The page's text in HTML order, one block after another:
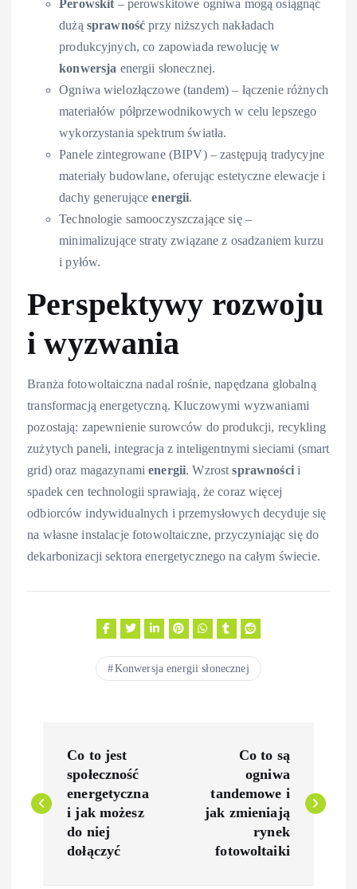
Perowskit – perowskitowe ogniwa mogą osiągnąć
dużą sprawność przy niższych nakładach
produkcyjnych, co zapowiada rewolucję w
konwersja energii słonecznej.
Ogniwa wielozłączowe (tandem) – łączenie różnych
materiałów półprzewodnikowych w celu lepszego
wykorzystania spektrum światła.
Panele zintegrowane (BIPV) – zastępują tradycyjne
materiały budowlane, oferując estetyczne elewacje i
dachy generująceenergii.
Technologie samooczyszczające się –
minimalizujące straty związane z osadzaniem kurzu
i pyłów.
Perspektywy rozwoju
i wyzwania
Branża fotowoltaiczna nadal rośnie, napędzana globalną
transformacją energetyczną. Kluczowymi wyzwaniami
pozostają: zapewnienie surowców do produkcji, recykling
zużytych paneli, integracja z inteligentnymi sieciami (smart
grid) oraz magazynamienergii. Wzrostsprawnościi
spadek cen technologii sprawiają, że coraz więcej
odbiorców indywidualnych i przemysłowych decyduje się
na własne instalacje fotowoltaiczne, przyczyniając się do
dekarbonizacji sektora energetycznego na całym świecie.
Konwersja energii słonecznej
w
Co to jest
społeczność
energetyczna
i jak możesz
do niej
dołączyć
Co to są
ogniwa
tandemowe i
jak zmieniają
rynek
fotowoltaiki